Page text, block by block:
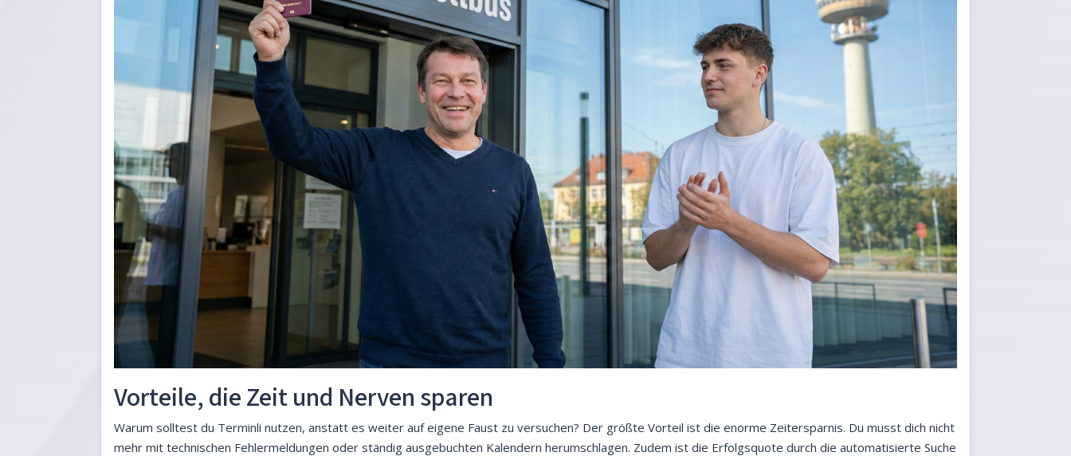
Vorteile, die Zeit und Nerven sparen
Warum solltest du Terminli nutzen, anstatt es weiter auf eigene Faust zu versuchen? Der größte Vorteil ist die enorme Zeitersparnis. Du musst dich nicht
mehr mit technischen Fehlermeldungen oder ständig ausgebuchten Kalendern herumschlagen. Zudem ist die Erfolgsquote durch die automatisierte Suche